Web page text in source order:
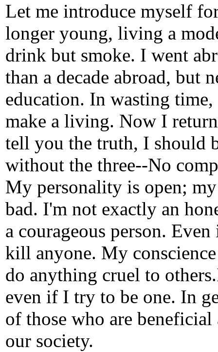
Let me introduce myself
longer young, living a
drink but smoke. I went
than a decade abroad, but
education. In wasting
make a living. Now I
tell you the truth, I should
without the three--No
My personality is open;
bad. I'm not exactly an
a courageous person.
kill anyone. My
do anything cruel to
even if I try to be one. In
of those who are
our society.